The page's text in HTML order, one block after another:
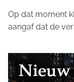
Op dat moment
aangaf dat de